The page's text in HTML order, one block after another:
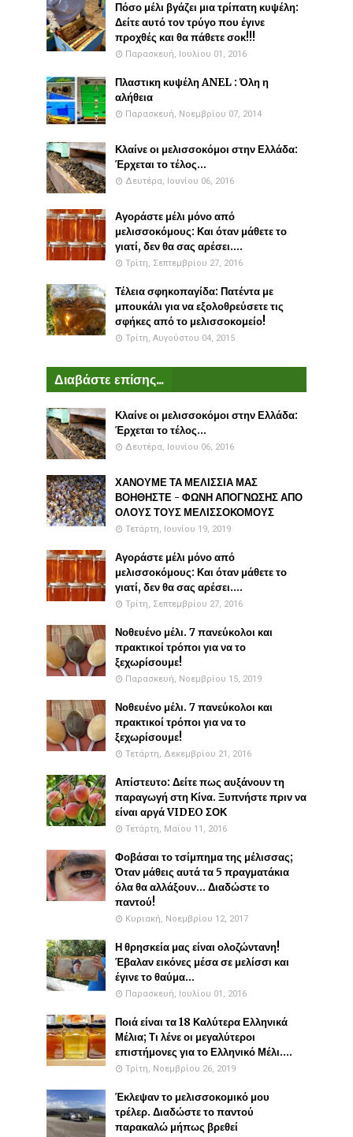
Πόσο μέλι βγάζει μια τρίπατη κυψέλη:
Δείτε αυτό τον τρύγο που έγινε
προχθές και θα πάθετε σοκ!!!
Παρασκευή, Ιουλίου 01, 2016
Πλαστικη κυψέλη ANEL : Όλη η
αλήθεια
Παρασκευή, Νοεμβρίου 07, 2014
Κλαίνε οι μελισσοκόμοι στην Ελλάδα:
Έρχεται το τέλος...
Δευτέρα, Ιουνίου 06, 2016
Αγοράστε μέλι μόνο από
μελισσοκόμους: Και όταν μάθετε το
γιατί, δεν θα σας αρέσει....
Τρίτη, Σεπτεμβρίου 27, 2016
Τέλεια σφηκοπαγίδα: Πατέντα με
μπουκάλι για να εξολοθρεύσετε τις
σφήκες από το μελισσοκομείο!
Τρίτη, Αυγούστου 04, 2015
Διαβάστε επίσης...
Κλαίνε οι μελισσοκόμοι στην Ελλάδα:
Έρχεται το τέλος...
Δευτέρα, Ιουνίου 06, 2016
ΧΑΝΟΥΜΕ ΤΑ ΜΕΛΙΣΣΙΑ ΜΑΣ
ΒΟΗΘΗΣΤΕ - ΦΩΝΗ ΑΠΟΓΝΩΣΗΣ ΑΠΟ
ΟΛΟΥΣ ΤΟΥΣ ΜΕΛΙΣΣΟΚΟΜΟΥΣ
Τετάρτη, Ιουνίου 19, 2019
Αγοράστε μέλι μόνο από
μελισσοκόμους: Και όταν μάθετε το
γιατί, δεν θα σας αρέσει....
Τρίτη, Σεπτεμβρίου 27, 2016
Νοθευένο μέλι. 7 πανεύκολοι και
πρακτικοί τρόποι για να το
ξεχωρίσουμε!
Παρασκευή, Νοεμβρίου 15, 2019
Νοθευένο μέλι. 7 πανεύκολοι και
πρακτικοί τρόποι για να το
ξεχωρίσουμε!
Τετάρτη, Δεκεμβρίου 21, 2016
Απίστευτο: Δείτε πως αυξάνουν τη
παραγωγή στη Κίνα. Ξυπνήστε πριν να
είναι αργά VIDEO ΣΟΚ
Τετάρτη, Μαΐου 11, 2016
Φοβάσαι το τσίμπημα της μέλισσας;
Όταν μάθεις αυτά τα 5 πραγματάκια
όλα θα αλλάξουν... Διαδώστε το
παντού!
Κυριακή, Νοεμβρίου 12, 2017
Η θρησκεία μας είναι ολοζώντανη!
Έβαλαν εικόνες μέσα σε μελίσσι και
έγινε το θαύμα...
Παρασκευή, Ιουλίου 01, 2016
Ποιά είναι τα 18 Καλύτερα Ελληνικά
Μέλια; Τι λένε οι μεγαλύτεροι
επιστήμονες για το Ελληνικό Μέλι....
Τρίτη, Νοεμβρίου 26, 2019
Έκλεψαν το μελισσοκομικό μου
τρέλερ. Διαδώστε το παντού
παρακαλώ μήπως βρεθεί